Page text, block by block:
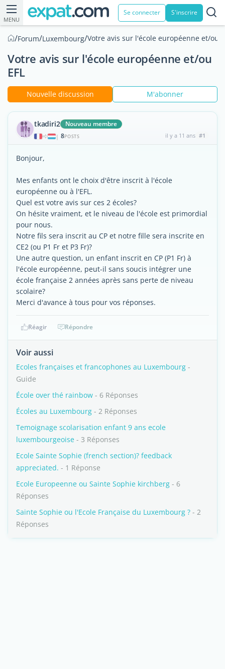
MENU
Se connecter S'inscrire
/Forum/Luxembourg/Votre avis sur l'école européenne et/ou
Votre avis sur l'école européenne et/ou
EFL
Nouvelle discussion M'abonner
tkadiri2 Nouveau membre
| 8POSTS il y a 11 ans #1
Bonjour,
Mes enfants ont le choix d'être inscrit à l'école
européenne ou à l'EFL.
Quel est votre avis sur ces 2 écoles?
On hésite vraiment, et le niveau de l'école est primordial
pour nous.
Notre fils sera inscrit au CP et notre fille sera inscrite en
CE2 (ou P1 Fr et P3 Fr)?
Une autre question, un enfant inscrit en CP (P1 Fr) à
l'école européenne, peut-il sans soucis intégrer une
école française 2 années après sans perte de niveau
scolaire?
Merci d'avance à tous pour vos réponses.
Réagir Répondre
Voir aussi
Ecoles françaises et francophones au Luxembourg -
Guide
École over thé rainbow - 6 Réponses
Écoles au Luxembourg - 2 Réponses
Temoignage scolarisation enfant 9 ans ecole
luxembourgeoise - 3 Réponses
Ecole Sainte Sophie (french section)? feedback
appreciated. - 1 Réponse
Ecole Europeenne ou Sainte Sophie kirchberg - 6
Réponses
Sainte Sophie ou l'Ecole Française du Luxembourg ? - 2
Réponses